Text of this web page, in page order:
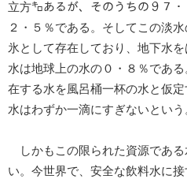
立方㌔あるが、そのうちの９７
２・５％である。そしてこの淡
氷として存在しており、地下水
水は地球上の水の０・８％であ
在する水を風呂桶一杯の水と仮
水はわずか一滴にすぎないという
しかもこの限られた資源であ
い。今世界で、安全な飲料水に